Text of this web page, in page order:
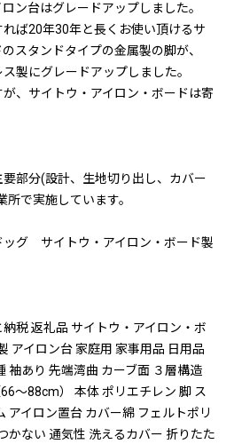
ン台はグレードアップしました。
ば20年30年と長くお使い頂けるサ
スタンドタイプの金属製の脚が、
製にグレードアップしました。
、サイトウ・アイロン・ボードは寄
部分(設計、生地切り出し、カバー
で実施しています。
ッグ サイトウ・アイロン・ボード製
税 返礼品 サイトウ・アイロン・ボ
アイロン台 家庭用 家事用品 日用品
袖あり 先端湾曲 カーブ面 ３層構造
～88cm） 本体 ポリエチレン 脚 ス
アイロン置台 カバー綿 フェルトポリ
かない 通気性 洗えるカバー 折りたた